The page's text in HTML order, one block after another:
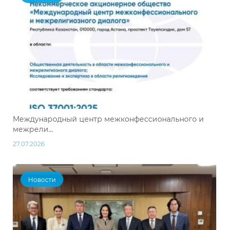
Международный центр межконфессионального и
межрели...
27.07.2026
Новости